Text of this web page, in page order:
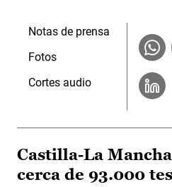
Notas de prensa
Fotos
Cortes audio
Castilla-La
cerca de 93.000